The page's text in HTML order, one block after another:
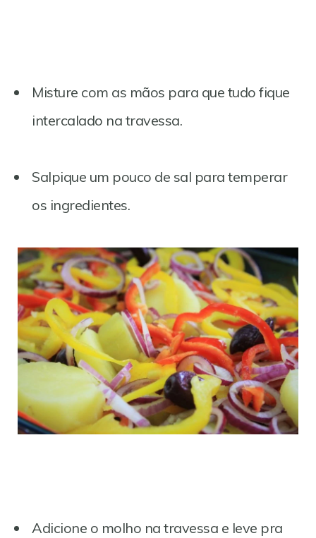
Misture com as mãos para que tudo fique
intercalado na travessa.
Salpique um pouco de sal para temperar
os ingredientes.
Adicione o molho na travessa e leve pra